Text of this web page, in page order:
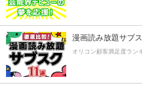
漫画読み放題サブ
オリコン顧客満足度ラン